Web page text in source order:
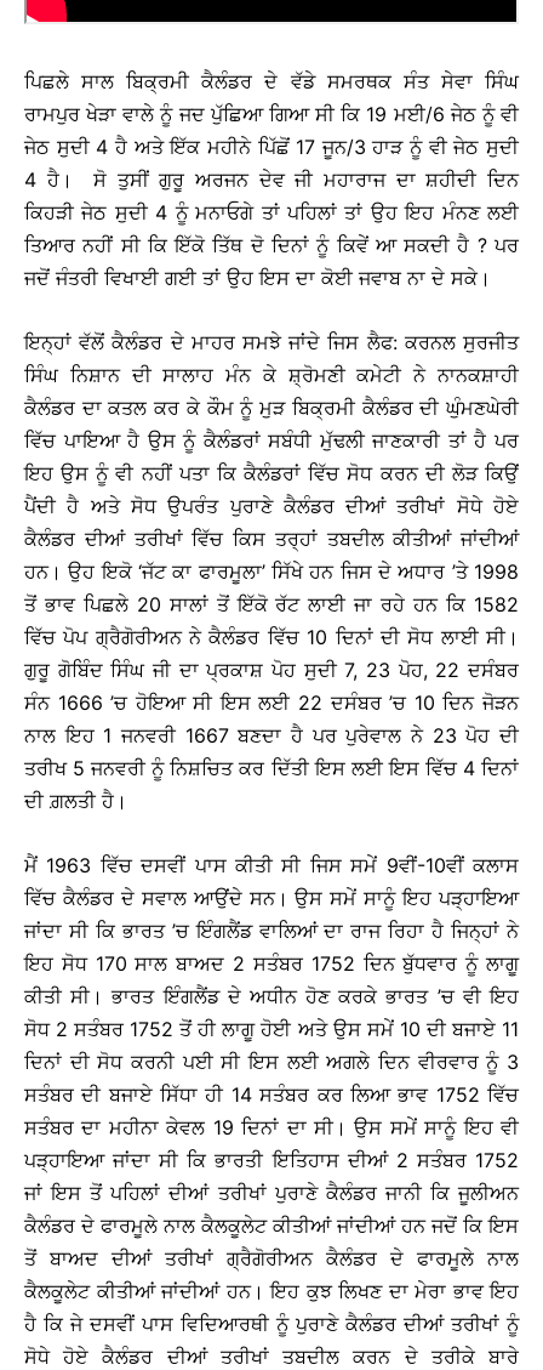
ਪਿਛਲੇ ਸਾਲ ਬਿਕ੍ਰਮੀ ਕੈਲੰਡਰ ਦੇ ਵੱਡੇ ਸਮਰਥਕ ਸੰਤ ਸੇਵਾ ਸਿੰਘ
ਰਾਮਪੁਰ ਖੇੜਾ ਵਾਲੇ ਨੂੰ ਜਦ ਪੁੱਛਿਆ ਗਿਆ ਸੀ ਕਿ 19 ਮਈ/6 ਜੇਠ ਨੂੰ ਵੀ
ਜੇਠ ਸੁਦੀ 4 ਹੈ ਅਤੇ ਇੱਕ ਮਹੀਨੇ ਪਿੱਛੋਂ 17 ਜੂਨ/3 ਹਾੜ ਨੂੰ ਵੀ ਜੇਠ ਸੁਦੀ
4 ਹੈ। ਸੋ ਤੁਸੀਂ ਗੁਰੂ ਅਰਜਨ ਦੇਵ ਜੀ ਮਹਾਰਾਜ ਦਾ ਸ਼ਹੀਦੀ ਦਿਨ
ਕਿਹੜੀ ਜੇਠ ਸੁਦੀ 4 ਨੂੰ ਮਨਾਓਗੇ ਤਾਂ ਪਹਿਲਾਂ ਤਾਂ ਉਹ ਇਹ ਮੰਨਣ ਲਈ
ਤਿਆਰ ਨਹੀਂ ਸੀ ਕਿ ਇੱਕੋ ਤਿੱਥ ਦੋ ਦਿਨਾਂ ਨੂੰ ਕਿਵੇਂ ਆ ਸਕਦੀ ਹੈ ? ਪਰ
ਜਦੋਂ ਜੰਤਰੀ ਵਿਖਾਈ ਗਈ ਤਾਂ ਉਹ ਇਸ ਦਾ ਕੋਈ ਜਵਾਬ ਨਾ ਦੇ ਸਕੇ।
ਇਨ੍ਹਾਂ ਵੱਲੋਂ ਕੈਲੰਡਰ ਦੇ ਮਾਹਰ ਸਮਝੇ ਜਾਂਦੇ ਜਿਸ ਲੈਫ: ਕਰਨਲ ਸੁਰਜੀਤ
ਸਿੰਘ ਨਿਸ਼ਾਨ ਦੀ ਸਾਲਾਹ ਮੰਨ ਕੇ ਸ਼੍ਰੋਮਣੀ ਕਮੇਟੀ ਨੇ ਨਾਨਕਸ਼ਾਹੀ
ਕੈਲੰਡਰ ਦਾ ਕਤਲ ਕਰ ਕੇ ਕੌਮ ਨੂੰ ਮੁੜ ਬਿਕ੍ਰਮੀ ਕੈਲੰਡਰ ਦੀ ਘੁੰਮਣਘੇਰੀ
ਵਿੱਚ ਪਾਇਆ ਹੈ ਉਸ ਨੂੰ ਕੈਲੰਡਰਾਂ ਸਬੰਧੀ ਮੁੱਢਲੀ ਜਾਣਕਾਰੀ ਤਾਂ ਹੈ ਪਰ
ਇਹ ਉਸ ਨੂੰ ਵੀ ਨਹੀਂ ਪਤਾ ਕਿ ਕੈਲੰਡਰਾਂ ਵਿੱਚ ਸੋਧ ਕਰਨ ਦੀ ਲੋੜ ਕਿਉਂ
ਪੈਂਦੀ ਹੈ ਅਤੇ ਸੋਧ ਉਪਰੰਤ ਪੁਰਾਣੇ ਕੈਲੰਡਰ ਦੀਆਂ ਤਰੀਖਾਂ ਸੋਧੇ ਹੋਏ
ਕੈਲੰਡਰ ਦੀਆਂ ਤਰੀਖਾਂ ਵਿੱਚ ਕਿਸ ਤਰ੍ਹਾਂ ਤਬਦੀਲ ਕੀਤੀਆਂ ਜਾਂਦੀਆਂ
ਹਨ। ਉਹ ਇਕੋ ‘ਜੱਟ ਕਾ ਫਾਰਮੂਲਾ’ ਸਿੱਖੇ ਹਨ ਜਿਸ ਦੇ ਅਧਾਰ ’ਤੇ 1998
ਤੋਂ ਭਾਵ ਪਿਛਲੇ 20 ਸਾਲਾਂ ਤੋਂ ਇੱਕੋ ਰੱਟ ਲਾਈ ਜਾ ਰਹੇ ਹਨ ਕਿ 1582
ਵਿੱਚ ਪੋਪ ਗ੍ਰੈਗੋਰੀਅਨ ਨੇ ਕੈਲੰਡਰ ਵਿੱਚ 10 ਦਿਨਾਂ ਦੀ ਸੋਧ ਲਾਈ ਸੀ।
ਗੁਰੂ ਗੋਬਿੰਦ ਸਿੰਘ ਜੀ ਦਾ ਪ੍ਰਕਾਸ਼ ਪੋਹ ਸੁਦੀ 7, 23 ਪੋਹ, 22 ਦਸੰਬਰ
ਸੰਨ 1666 ’ਚ ਹੋਇਆ ਸੀ ਇਸ ਲਈ 22 ਦਸੰਬਰ ’ਚ 10 ਦਿਨ ਜੋੜਨ
ਨਾਲ ਇਹ 1 ਜਨਵਰੀ 1667 ਬਣਦਾ ਹੈ ਪਰ ਪੁਰੇਵਾਲ ਨੇ 23 ਪੋਹ ਦੀ
ਤਰੀਖ 5 ਜਨਵਰੀ ਨੂੰ ਨਿਸ਼ਚਿਤ ਕਰ ਦਿੱਤੀ ਇਸ ਲਈ ਇਸ ਵਿੱਚ 4 ਦਿਨਾਂ
ਦੀ ਗ਼ਲਤੀ ਹੈ।
ਮੈਂ 1963 ਵਿੱਚ ਦਸਵੀਂ ਪਾਸ ਕੀਤੀ ਸੀ ਜਿਸ ਸਮੇਂ 9ਵੀਂ-10ਵੀਂ ਕਲਾਸ
ਵਿੱਚ ਕੈਲੰਡਰ ਦੇ ਸਵਾਲ ਆਉਂਦੇ ਸਨ। ਉਸ ਸਮੇਂ ਸਾਨੂੰ ਇਹ ਪੜ੍ਹਾਇਆ
ਜਾਂਦਾ ਸੀ ਕਿ ਭਾਰਤ ’ਚ ਇੰਗਲੈਂਡ ਵਾਲਿਆਂ ਦਾ ਰਾਜ ਰਿਹਾ ਹੈ ਜਿਨ੍ਹਾਂ ਨੇ
ਇਹ ਸੋਧ 170 ਸਾਲ ਬਾਅਦ 2 ਸਤੰਬਰ 1752 ਦਿਨ ਬੁੱਧਵਾਰ ਨੂੰ ਲਾਗੂ
ਕੀਤੀ ਸੀ। ਭਾਰਤ ਇੰਗਲੈਂਡ ਦੇ ਅਧੀਨ ਹੋਣ ਕਰਕੇ ਭਾਰਤ ’ਚ ਵੀ ਇਹ
ਸੋਧ 2 ਸਤੰਬਰ 1752 ਤੋਂ ਹੀ ਲਾਗੂ ਹੋਈ ਅਤੇ ਉਸ ਸਮੇਂ 10 ਦੀ ਬਜਾਏ 11
ਦਿਨਾਂ ਦੀ ਸੋਧ ਕਰਨੀ ਪਈ ਸੀ ਇਸ ਲਈ ਅਗਲੇ ਦਿਨ ਵੀਰਵਾਰ ਨੂੰ 3
ਸਤੰਬਰ ਦੀ ਬਜਾਏ ਸਿੱਧਾ ਹੀ 14 ਸਤੰਬਰ ਕਰ ਲਿਆ ਭਾਵ 1752 ਵਿੱਚ
ਸਤੰਬਰ ਦਾ ਮਹੀਨਾ ਕੇਵਲ 19 ਦਿਨਾਂ ਦਾ ਸੀ। ਉਸ ਸਮੇਂ ਸਾਨੂੰ ਇਹ ਵੀ
ਪੜ੍ਹਾਇਆ ਜਾਂਦਾ ਸੀ ਕਿ ਭਾਰਤੀ ਇਤਿਹਾਸ ਦੀਆਂ 2 ਸਤੰਬਰ 1752
ਜਾਂ ਇਸ ਤੋਂ ਪਹਿਲਾਂ ਦੀਆਂ ਤਰੀਖਾਂ ਪੁਰਾਣੇ ਕੈਲੰਡਰ ਜਾਨੀ ਕਿ ਜੂਲੀਅਨ
ਕੈਲੰਡਰ ਦੇ ਫਾਰਮੂਲੇ ਨਾਲ ਕੈਲਕੂਲੇਟ ਕੀਤੀਆਂ ਜਾਂਦੀਆਂ ਹਨ ਜਦੋਂ ਕਿ ਇਸ
ਤੋਂ ਬਾਅਦ ਦੀਆਂ ਤਰੀਖਾਂ ਗ੍ਰੈਗੋਰੀਅਨ ਕੈਲੰਡਰ ਦੇ ਫਾਰਮੂਲੇ ਨਾਲ
ਕੈਲਕੂਲੇਟ ਕੀਤੀਆਂ ਜਾਂਦੀਆਂ ਹਨ। ਇਹ ਕੁਝ ਲਿਖਣ ਦਾ ਮੇਰਾ ਭਾਵ ਇਹ
ਹੈ ਕਿ ਜੇ ਦਸਵੀਂ ਪਾਸ ਵਿਦਿਆਰਥੀ ਨੂੰ ਪੁਰਾਣੇ ਕੈਲੰਡਰ ਦੀਆਂ ਤਰੀਖਾਂ ਨੂੰ
ਸੋਧੇ ਹੋਏ ਕੈਲੰਡਰ ਦੀਆਂ ਤਰੀਖਾਂ ਤਬਦੀਲ ਕਰਨ ਦੇ ਤਰੀਕੇ ਬਾਰੇ